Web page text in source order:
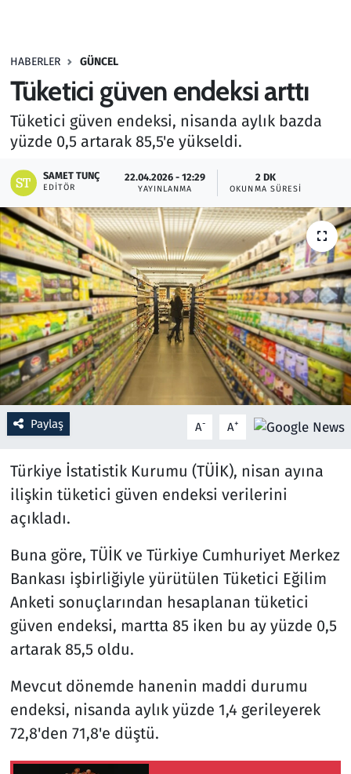
HABERLER GÜNCEL
Tüketici güven endeksi arttı
Tüketici güven endeksi, nisanda aylık bazda
yüzde 0,5 artarak 85,5'e yükseldi.
SAMET TUNÇ
EDITÖR
22.04.2026 - 12:29
YAYINLANMA
2 DK
OKUNMA SÜRESI
Paylaş A- A+
Türkiye İstatistik Kurumu (TÜİK), nisan ayına
ilişkin tüketici güven endeksi verilerini
açıkladı.
Buna göre, TÜİK ve Türkiye Cumhuriyet Merkez
Bankası işbirliğiyle yürütülen Tüketici Eğilim
Anketi sonuçlarından hesaplanan tüketici
güven endeksi, martta 85 iken bu ay yüzde 0,5
artarak 85,5 oldu.
Mevcut dönemde hanenin maddi durumu
endeksi, nisanda aylık yüzde 1,4 gerileyerek
72,8'den 71,8'e düştü.
Haber
Kültür Sanat
Kurumsal Haberler
Lezzet Durağı
Memur ve Kamu
Otomobil
Oyun
Ramazan
Resmi İlanlar
Rüya Tabirleri
Sağlık
Savunma Sanayi
Seçim 2023
Spor
Teknoloji ve Bilim